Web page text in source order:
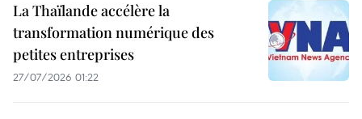
La Thaïlande accélère la
transformation numérique des
petites entreprises
27/07/2026 01:22